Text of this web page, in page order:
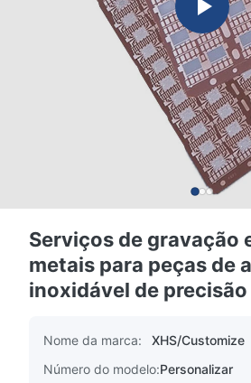
Serviços de gravação
metais para peças de
inoxidável de precisão
Nome da marca:
XHS/Customize
Número do modelo:Personalizar